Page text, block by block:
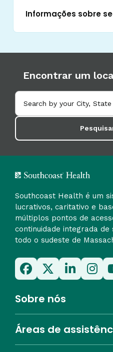
Informações sobre
Encontrar um
Southcoast Health é um
lucrativos, caritativo e
múltiplos pontos de
continuidade integrada de
todo o sudeste de
Sobre nós
Áreas de